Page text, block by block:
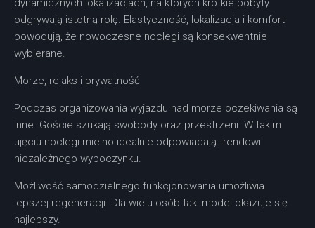
dynamicznych lokalizacjach, na których krótkie pobyty
odgrywają istotną rolę. Elastyczność, lokalizacja i komfort
powodują, że nowoczesne noclegi są konsekwentnie
wybierane.
Morze, relaks i prywatność
Podczas organizowania wyjazdu nad morze oczekiwania są
inne. Goście szukają swobody oraz przestrzeni. W takim
ujęciu noclegi mielno idealnie odpowiadają trendowi
niezależnego wypoczynku.
Możliwość samodzielnego funkcjonowania umożliwia
lepszej regeneracji. Dla wielu osób taki model okazuje się
najlepszy.